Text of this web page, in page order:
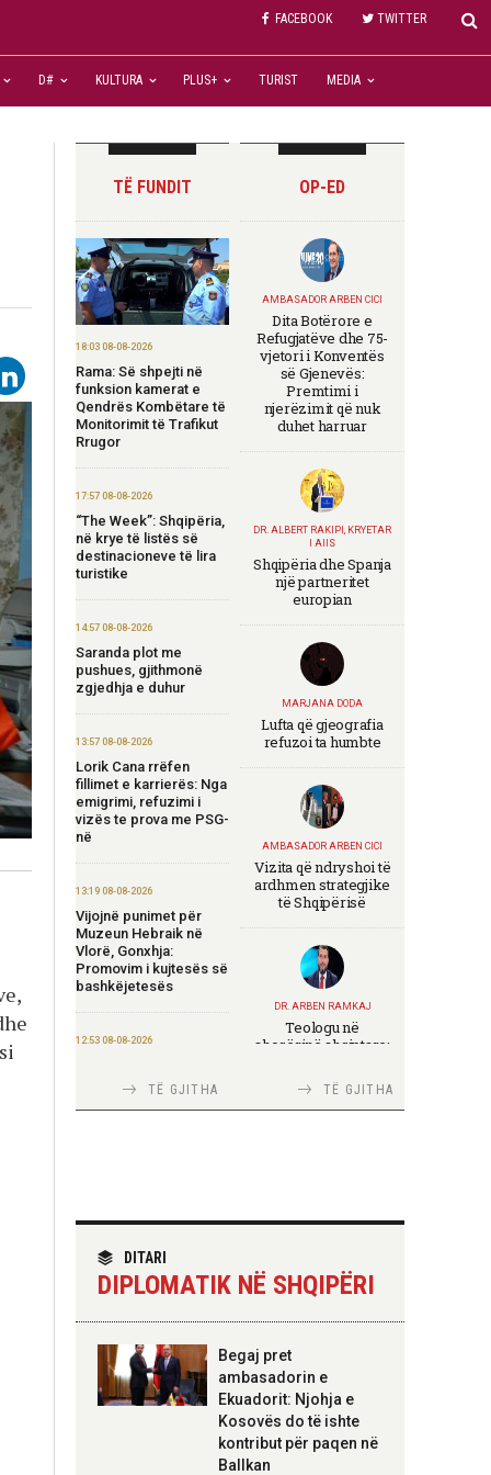
FACEBOOK TWITTER
D# KULTURA PLUS+ TURIST MEDIA
TË FUNDIT
18:03 08-08-2026
Rama: Së shpejti në
funksion kamerat e
Qendrës Kombëtare të
Monitorimit të Trafikut
Rrugor
17:57 08-08-2026
“The Week”: Shqipëria,
në krye të listës së
destinacioneve të lira
turistike
14:57 08-08-2026
Saranda plot me
pushues, gjithmonë
zgjedhja e duhur
13:57 08-08-2026
Lorik Cana rrëfen
fillimet e karrierës: Nga
emigrimi, refuzimi i
vizës te prova me PSG-
në
13:19 08-08-2026
Vijojnë punimet për
Muzeun Hebraik në
Vlorë, Gonxhja:
Promovim i kujtesës së
bashkëjetesës
12:53 08-08-2026
nivel rreziku i lartë për
zjarre në tetë qarqe
qeverisjen e Kinës
Për herë të parë,
Forcat e Armatosura
me mjete taktike
“Made in Albania”
Ambasada amerikane:
TË GJITHA
OP-ED
AMBASADOR ARBEN CICI
Dita Botërore e
Refugjatëve dhe 75-
vjetori i Konventës
së Gjenevës:
Premtimi i
njerëzimit që nuk
duhet harruar
DR. ALBERT RAKIPI, KRYETAR
I AIIS
Shqipëria dhe Spanja
një partneritet
europian
MARJANA DODA
Lufta që gjeografia
refuzoi ta humbte
AMBASADOR ARBEN CICI
Vizita që ndryshoi të
ardhmen strategjike
të Shqipërisë
DR. ARBEN RAMKAJ
Teologu në
shoqërinë shqiptare:
fetar dhe angazhimit
publik
Italia Strategjike —
“Shqipëria në BE,
projekt më i madh se
amaneti i
Skënderbeut dhe
Ismail Qemalit”
TË GJITHA
DITARI
DIPLOMATIK NË SHQIPËRI
Begaj pret
ambasadorin e
Ekuadorit: Njohja e
Kosovës do të ishte
kontribut për paqen në
Ballkan